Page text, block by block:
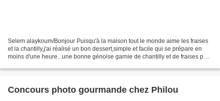
Selem alaykoum/Bonjour Puisqu'à la maison tout le monde aime les fraises
et la chantilly,j'ai réalisé un bon dessert,simple et facile qui se prépare en
moins d'une heure...une bonne génoise garnie de chantilly et de fraises pour
Concours photo gourmande chez Philou